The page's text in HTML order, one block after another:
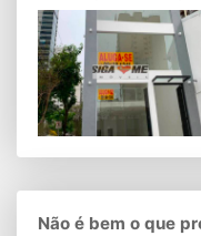
Não é bem o que